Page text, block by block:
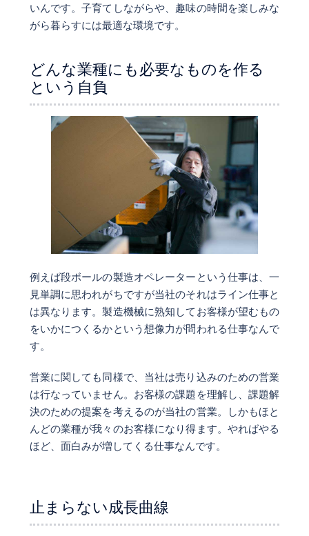
いんです。子育てしながらや、趣味の時間を楽しみな
がら暮らすには最適な環境です。
どんな業種にも必要なものを作る
という自負
例えば段ボールの製造オペレーターという仕事は、一
見単調に思われがちですが当社のそれはライン仕事と
は異なります。製造機械に熟知してお客様が望むもの
をいかにつくるかという想像力が問われる仕事なんで
す。
営業に関しても同様で、当社は売り込みのための営業
は行なっていません。お客様の課題を理解し、課題解
決のための提案を考えるのが当社の営業。しかもほと
んどの業種が我々のお客様になり得ます。やればやる
ほど、面白みが増してくる仕事なんです。
止まらない成長曲線